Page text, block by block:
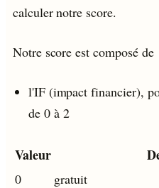
calculer notre score.
Notre score est composé de
l'IF (impact financier),
de 0 à 2
Valeur
0 gratuit